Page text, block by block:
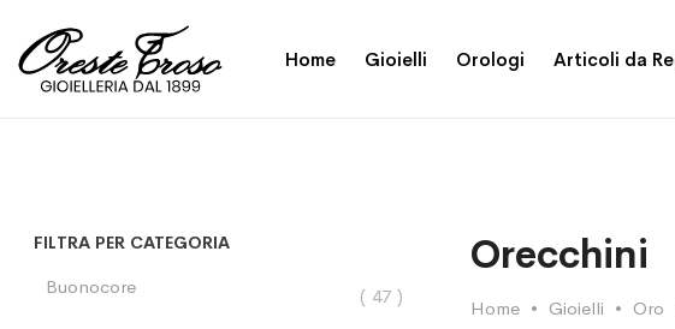
Home Gioielli Orologi Articoli da
Orecchini
Home Gioielli Oro
FILTRA PER CATEGORIA
Buonocore 47elementi